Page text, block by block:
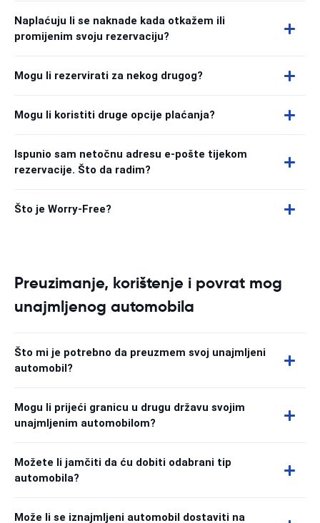
Naplaćuju li se naknade kada otkažem ili
promijenim svoju rezervaciju?
Mogu li rezervirati za nekog drugog?
Mogu li koristiti druge opcije plaćanja?
Ispunio sam netočnu adresu e-pošte tijekom
rezervacije. Što da radim?
Što je Worry-Free?
Preuzimanje, korištenje i povrat mog
unajmljenog automobila
Što mi je potrebno da preuzmem svoj unajmljeni
automobil?
Mogu li prijeći granicu u drugu državu svojim
unajmljenim automobilom?
Možete li jamčiti da ću dobiti odabrani tip
automobila?
Može li se iznajmljeni automobil dostaviti na